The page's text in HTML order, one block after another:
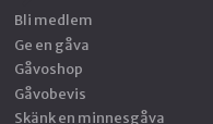
Bli medlem
Ge en gåva
Gåvoshop
Gåvobevis
Skänk en minnesgåva